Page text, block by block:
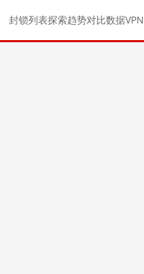
封锁列表探索趋势对比数据VPN